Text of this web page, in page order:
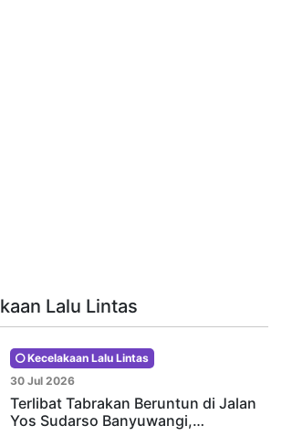
Lalu Lintas
Kecelakaan Lalu Lintas
30 Jul 2026
Terlibat Tabrakan Beruntun di Jalan
Yos Sudarso Banyuwangi,…